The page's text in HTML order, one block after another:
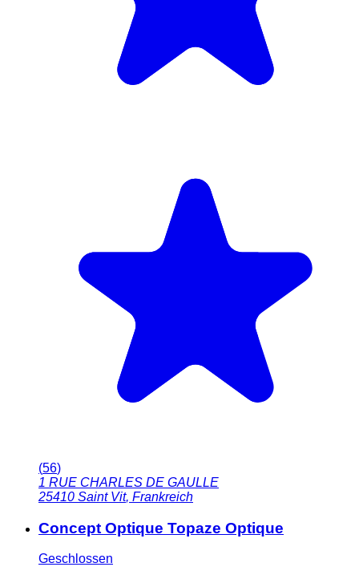
(56)
1 RUE CHARLES DE GAULLE
25410 Saint Vit, Frankreich
Concept Optique Topaze Optique
Geschlossen